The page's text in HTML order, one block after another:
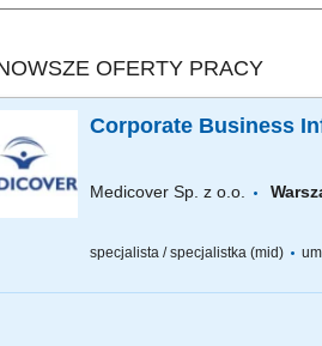
OFERTY PRACY
Corporate Business
Medicover Sp. z o.o.
specjalista / specjalistka (mid)